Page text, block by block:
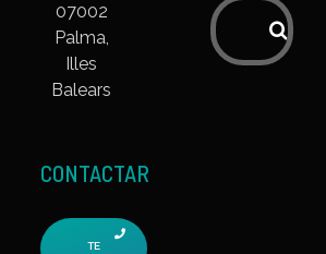
07002
Palma,
Illes
Balears
CONTACTAR
TE
Buscar: